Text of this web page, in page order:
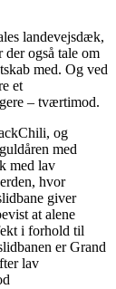
landevejsdæk,
der også tale om
med. Og ved
et
– tværtimod.
og
med
med lav
hvor
giver
at alene
i forhold til
er Grand
lav